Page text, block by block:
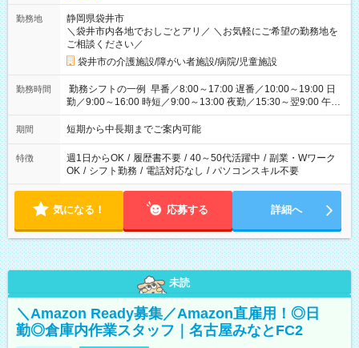
勤務地
静岡県袋井市
＼袋井市内各地でおしごとアリ／ ＼お気軽にご希望の勤務地を
ご相談ください／
袋井市の介護施設/障がい者施設/病院/児童施設
勤務時間
勤務シフトの一例 早番／8:00～17:00 遅番／10:00～19:00 日
勤／9:00～16:00 時短／9:00～13:00 夜勤／15:30～翌9:00 午後
勤務／12:00～21:00
期間 短期から中長期までご案内可能
特徴 週1日からOK / 履歴書不要 / 40～50代活躍中 / 副業・Wワーク
OK / シフト勤務 / 電話対応なし / パソコンスキル不要
気になる！ 応募する 詳細へ
未読
＼Amazon Ready募集／Amazon直雇用！◎日
勤◎倉庫内作業スタッフ｜名古屋みなとFC2